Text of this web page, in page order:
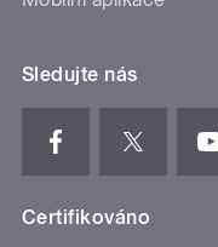
Sledujte nás
Certifikováno